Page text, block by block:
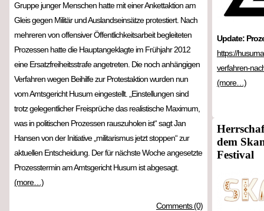
Gruppe junger Menschen hatte mit einer Ankettaktion am
Gleis gegen Militär und Auslandseinsätze protestiert. Nach
mehreren von offensiver Öffentlichkeitsarbeit begleiteten
Prozessen hatte die Hauptangeklagte im Frühjahr 2012
eine Ersatzfreiheitsstrafe angetreten. Die noch anhängigen
Verfahren wegen Beihilfe zur Protestaktion wurden nun
vom Amtsgericht Husum eingestellt. „Einstellungen sind
trotz gelegentlicher Freisprüche das realistische Maximum,
was in politischen Prozessen rauszuholen ist“ sagt Jan
Hansen von der Initiative „militarismus jetzt stoppen“ zur
aktuellen Entscheidung. Der für nächste Woche angesetzte
Prozesstermin am Amtsgericht Husum ist abgesagt.
(more…)
Comments (0)
Update:
https://
verfahren-
(more…)
dem
Festival